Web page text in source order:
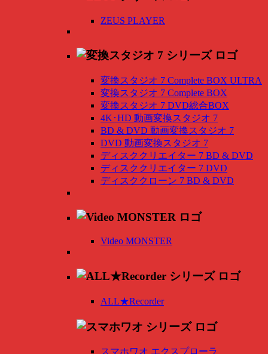
ZEUS PLAYER
変換スタジオ 7 Complete BOX ULTRA
変換スタジオ 7 Complete BOX
変換スタジオ 7 DVD総合BOX
4K･HD 動画変換スタジオ 7
BD & DVD 動画変換スタジオ 7
DVD 動画変換スタジオ 7
ディスククリエイター 7 BD & DVD
ディスククリエイター 7 DVD
ディスククローン 7 BD & DVD
Video MONSTER
ALL★Recorder
スマホワオ エクスプローラ